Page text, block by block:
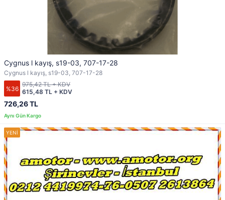
Cygnus l kayış, s19-03, 707-17-28
Cygnus l kayış, s19-03, 707-17-28
%36
726,26 TL
615,48 TL + KDV
975,42 TL + KDV